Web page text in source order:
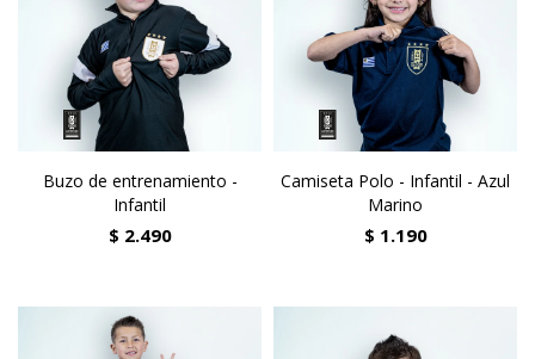
Buzo de entrenamiento -
Infantil
$ 2.490
Camiseta Polo - Infantil - Azul
Marino
$ 1.190